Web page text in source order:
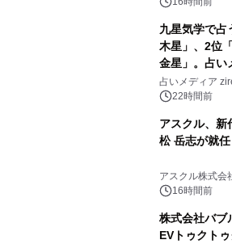
九星気学で占
木星」、2位
金星」。占い
ングを発表
占いメディア
22時間前
アスクル、新
松 岳志が就任
アスクル株式会
16時間前
株式会社バブ
EVトゥクト